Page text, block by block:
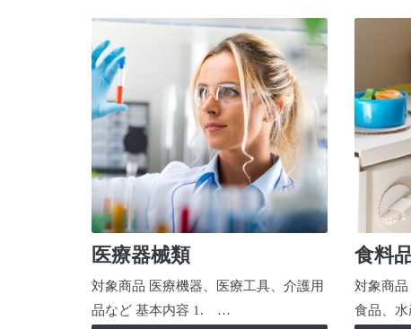
医療器械類
対象商品 医療機器、医療工具、介護用
品など 基本内容 1. …
食料
対象商
食品、